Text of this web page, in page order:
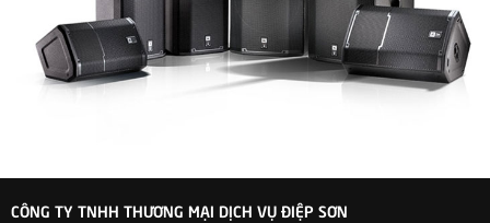
CÔNG TY TNHH THƯƠNG MẠI DỊCH VỤ ĐIỆP SƠN